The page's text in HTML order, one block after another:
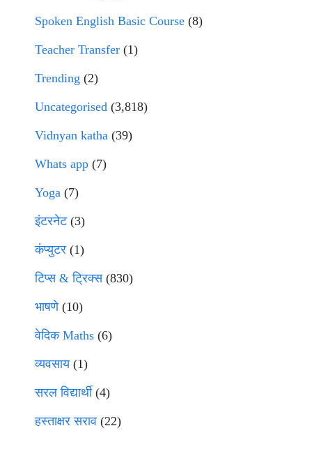
Spoken English Basic Course (8)
Teacher Transfer (1)
Trending (2)
Uncategorised (3,818)
Vidnyan katha (39)
Whats app (7)
Yoga (7)
इंटरनेट(3)
कंप्युटर (1)
टिप्स & ट्रिक्स(830)
भाषणे(10)
वेदिक Maths (6)
व्यवसाय(1)
सरल विद्यार्थी(4)
हस्ताक्षर सराव (22)